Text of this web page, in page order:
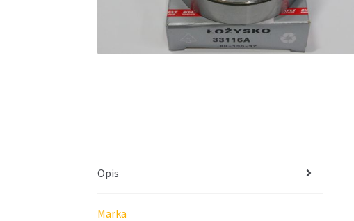
Opis
Marka